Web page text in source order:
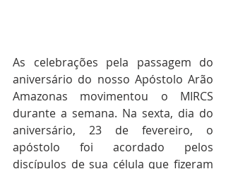
As celebrações pela passagem do
aniversário do nosso Apóstolo Arão
Amazonas movimentou o MIRCS
durante a semana. Na sexta, dia do
aniversário, 23 de fevereiro, o
apóstolo foi acordado pelos
discípulos de sua célula que fizeram